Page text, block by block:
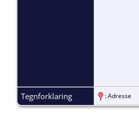
Tegnforklaring : Adresse